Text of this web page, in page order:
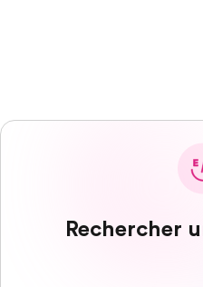
Rechercher